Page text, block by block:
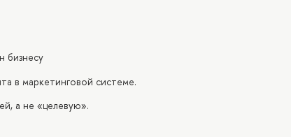
бизнесу
в маркетинговой системе.
а не «целевую».